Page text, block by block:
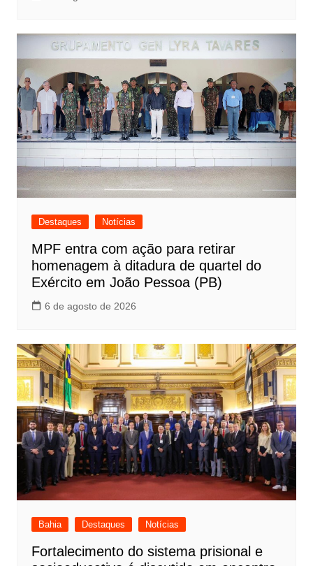
Destaques Notícias
MPF entra com ação para retirar
homenagem à ditadura de quartel do
Exército em João Pessoa (PB)
6 de agosto de 2026
Bahia Destaques Notícias
Fortalecimento do sistema prisional e